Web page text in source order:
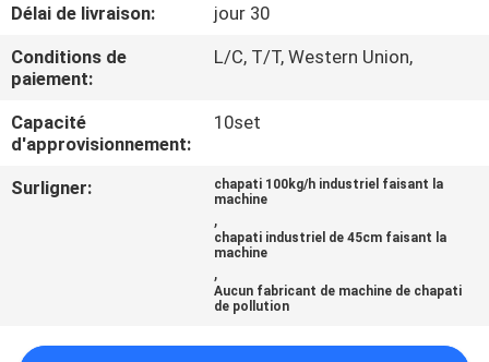
VISITE
DE
L'USINE
CONTRÔLE
Délai de livraison:
jour 30
Conditions de
paiement:
L/C, T/T, Western Union,
Capacité
d'approvisionnement:
10set
Surligner:
chapati 100kg/h industriel faisant la
machine
,
chapati industriel de 45cm faisant la
machine
,
Aucun fabricant de machine de chapati
de pollution